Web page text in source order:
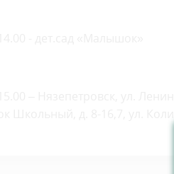
Школьный, д. 8-16,7, ул.